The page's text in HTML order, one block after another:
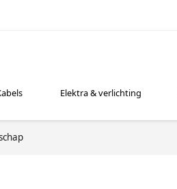
Elektra & verlichting